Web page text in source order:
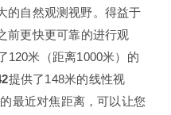
的自然观测视野。得益于
前更快更可靠的进行观
120米（距离1000米）的
提供了148米的线性视
最近对焦距离，可以让您